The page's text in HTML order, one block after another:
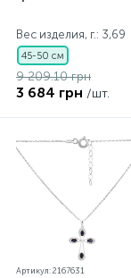
Вес изделия, г.: 3,69
45-50 см
9 209.10 грн
3 684 грн /шт.
Артикул: 2167631